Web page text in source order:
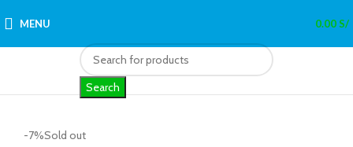
MENU 0.00S/
Search
-7%Sold out